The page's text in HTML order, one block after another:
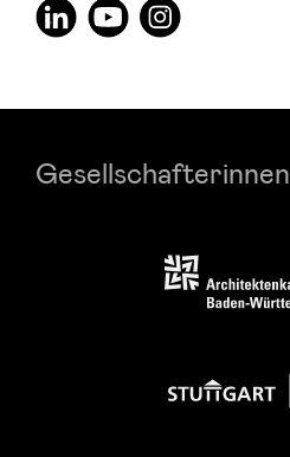
Gesellschafterinnen